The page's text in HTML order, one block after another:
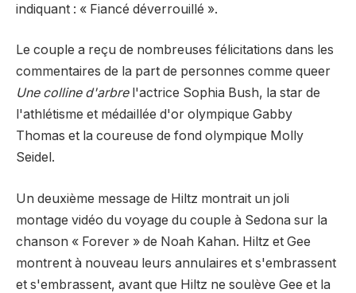
indiquant : « Fiancé déverrouillé ».
Le couple a reçu de nombreuses félicitations dans les
commentaires de la part de personnes comme queer
Une colline d'arbrel'actrice Sophia Bush, la star de
l'athlétisme et médaillée d'or olympique Gabby
Thomas et la coureuse de fond olympique Molly
Seidel.
Un deuxième message de Hiltz montrait un joli
montage vidéo du voyage du couple à Sedona sur la
chanson « Forever » de Noah Kahan. Hiltz et Gee
montrent à nouveau leurs annulaires et s'embrassent
et s'embrassent, avant que Hiltz ne soulève Gee et la